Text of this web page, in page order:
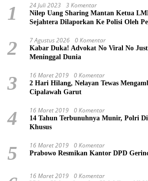
1 24 Juli 2023 3 Komentar
Nilep Uang Sharing Mantan Ketua
Sejahtera Dilaporkan Ke Polisi Oleh
2 7 Agustus 2026 0 Komentar
Kabar Duka! Advokat No Viral No
Meninggal Dunia
3 16 Maret 2019 0 Komentar
2 Hari Hilang, Nelayan Tewas
Cipalawah Garut
4 16 Maret 2019 0 Komentar
14 Tahun Terbunuhnya Munir, Polri
Khusus
5 16 Maret 2019 0 Komentar
Prabowo Resmikan Kantor DPD
16 Maret 2019 0 Komentar